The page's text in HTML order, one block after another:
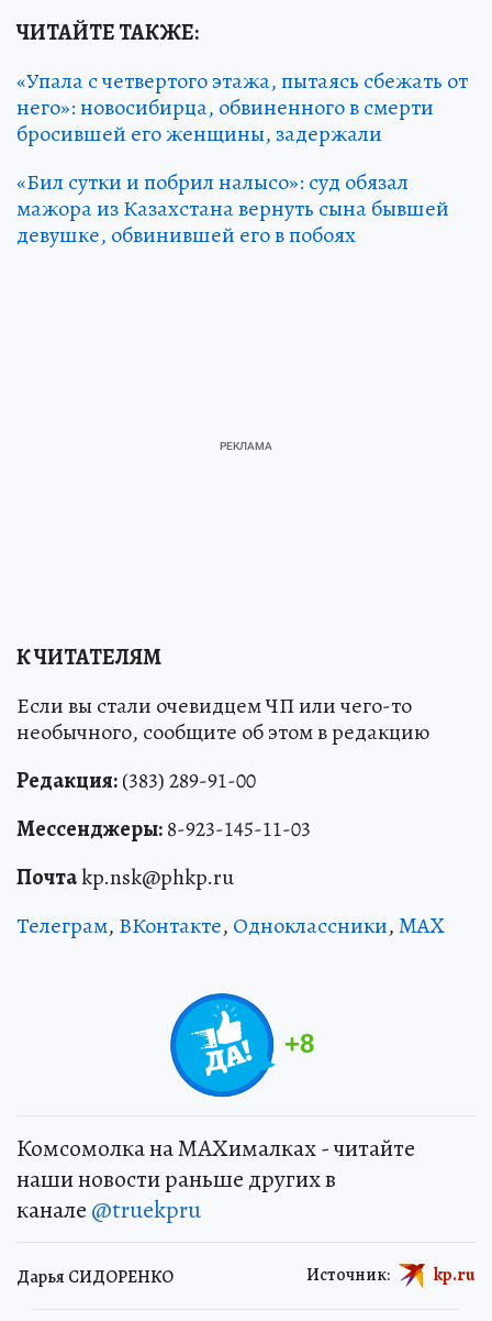
ЧИТАЙТЕ ТАКЖЕ:
«Упала с четвертого этажа, пытаясь сбежать от
него»: новосибирца, обвиненного в смерти
бросившей его женщины, задержали
«Бил сутки и побрил налысо»: суд обязал
мажора из Казахстана вернуть сына бывшей
девушке, обвинившей его в побоях
К ЧИТАТЕЛЯМ
Если вы стали очевидцем ЧП или чего-то
необычного, сообщите об этом в редакцию
Редакция:(383) 289-91-00
Мессенджеры:8-923-145-11-03
Почтаkp.nsk@phkp.ru
Телеграм, ВКонтакте, Одноклассники,MAX
+8
Комсомолка на MAXималках - читайте
наши новости раньше других в
канале @truekpru
Дарья СИДОРЕНКО Источник: kp.ru